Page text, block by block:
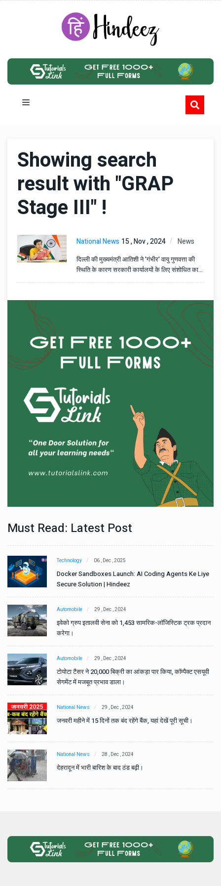
Showing search
result with "GRAP
Stage III" !
National News 15 , Nov , 2024 News
दिल्ली की मुख्यमंत्री आतिशी ने 'गंभीर' वायु गुणवत्ता की
स्थिति के कारण सरकारी कार्यालयों के लिए संशोधित कार्य
समय की घोषणा की।
Must Read: Latest Post
Technology 06 , Dec , 2025
Docker Sandboxes Launch: AI Coding Agents Ke Liye
Secure Solution | Hindeez
Automobile 29 , Dec , 2024
इवेको ग्रुप इतालवी सेना को 1,453 सामरिक-लॉजिस्टिक ट्रक प्रदान
करेगा।
Automobile 29 , Dec , 2024
टोयोटा टैसर ने 20,000 बिक्री का आंकड़ा पार किया, कॉम्पैक्ट एसयूवी
सेगमेंट में मजबूत प्रभाव डाला।
National News 29 , Dec , 2024
जनवरी महीने में 15 दिनों तक बंद रहेंगे बैंक, यहां देखें पूरी सूची।
National News 28 , Dec , 2024
देहरादून में भारी बारिश के बाद ठंड बढ़ी।